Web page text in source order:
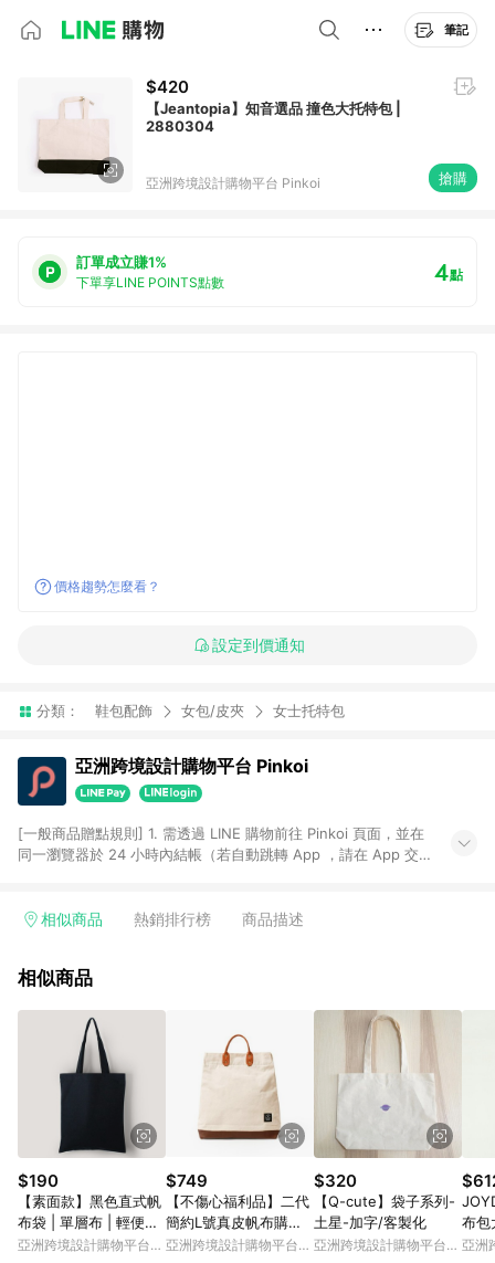
筆記
$420
【Jeantopia】知音選品 撞色大托特包 |
2880304
亞洲跨境設計購物平台 Pinkoi 搶購
訂單成立賺1%
下單享LINE POINTS點數 4點
價格趨勢怎麼看？
設定到價通知
分類： 鞋包配飾 女包/皮夾 女士托特包
亞洲跨境設計購物平台 Pinkoi
[一般商品贈點規則] 1. 需透過 LINE 購物前往 Pinkoi 頁面，並在
同一瀏覽器於 24 小時內結帳（若自動跳轉 App ，請在 App 交
回饋訂單不得享有 Pinkoi 站方優惠，例如首購優惠，P coins，
行為，不具贈點資格，部分退款不在此限。 6. APP 請更新至
貨後 45 天後發送。 8. 群眾募資商品，禮物卡，開館保證金，補
運費，攤位費等不具贈點資格。 9. LINE 購物站上之商品規格、
顏色、價位、贈品如與 Pinkoi 商品資訊頁及購物車不符，以
Pinkoi 購物商品資訊頁及購物車標示為準。 10. 點數紅包使用規
則請以點數紅包活動說明為準。 11. 若於 LINE 購物前往 Pinkoi
頁面後才首次下載 Pinkoi APP 並完成訂單，不符合導購資格；承
上，首次下載 Pinkoi APP 後，需透過 LINE 購物前往 Pinkoi 頁
面，方享導購資格。
相似商品 熱銷排行榜 商品描述
相似商品
$190
【素面款】黑色直式帆
布袋 | 單層布 | 輕便款_
台灣製帆布包
亞洲跨境設計購物平台
$749
【不傷心福利品】二代
簡約L號真皮帆布購物
袋 手提包 含背帶 米白
亞洲跨境設計購物平台
$320
【Q-cute】袋子系列-
土星-加字/客製化
亞洲跨境設計購物平台
布包
设计
亞洲